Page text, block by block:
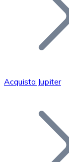
Bitcoin
Acquista Jupiter